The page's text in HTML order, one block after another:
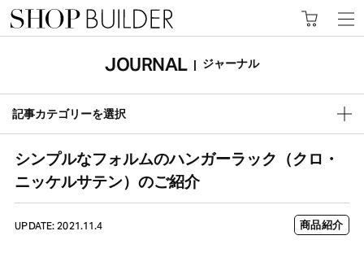
JOURNAL | ジャーナル
記事カテゴリーを選択
シンプルなフォルムのハンガーラック（クロ・
ニッケルサテン）のご紹介
UPDATE: 2021.11.4 商品紹介